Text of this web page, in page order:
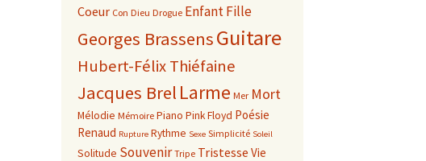
Coeur Con Dieu Drogue EnfantFille
Georges BrassensGuitare
Hubert-Félix Thiéfaine
Jacques Brel Larme Mer Mort
Mélodie Mémoire Piano Pink Floyd Poésie
Renaud Rupture Rythme Sexe Simplicité Soleil
Solitude Souvenir Tripe Tristesse Vie